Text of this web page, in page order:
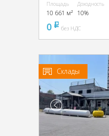
Площадь
10 661 м²
Доходность
10%
0 pуббез НДС
Склады